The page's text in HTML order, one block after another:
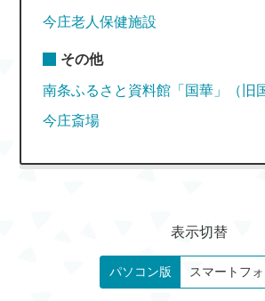
今庄老人保健施設
その他
南条ふるさと資料館「国華」（旧
今庄斎場
表示切替
パソコン版 スマートフ